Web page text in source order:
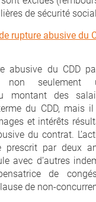
de sécurité
rupture abusive du
abusive du CDD
non seulement
montant des
du CDD, mais
et intérêts
du contrat.
prescrit par deux
avec d’autres
de
de non-